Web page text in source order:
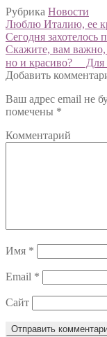
Рубрика Новости
Навигация
по
записям
Предыдущий:
Люблю Италию, ее
Сегодня
Следующий:
Скажите, вам важно,
но и красиво? ⠀
Добавить
Ваш адрес email не
помечены *
Комментарий
Имя *
Email *
Сайт